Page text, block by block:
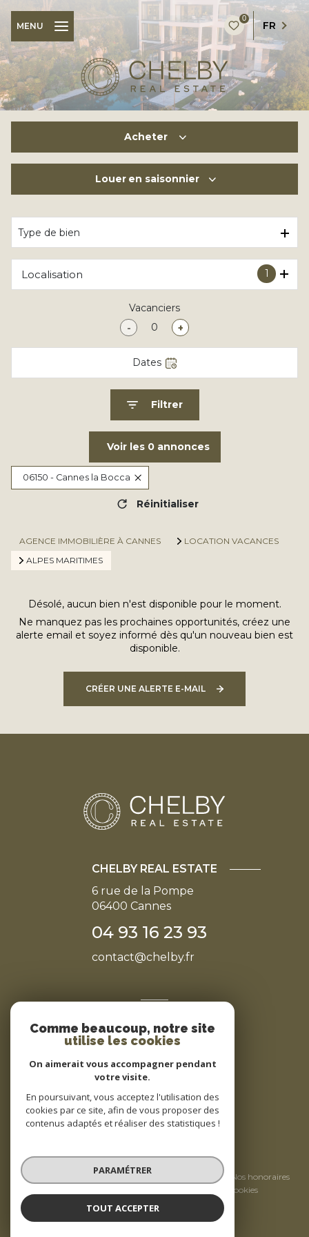
0
FR
MENU
Acheter
Louer en saisonnier
En saisonnier
Type de bien
1
Localisation
Vacanciers
-
+
Dates
Filtrer
Voir les 0annonces
06150 - Cannes la Bocca
Réinitialiser
AGENCE IMMOBILIÈRE À CANNES
LOCATION VACANCES
ALPES MARITIMES
Désolé, aucun bien n'est disponible pour le moment.
Ne manquez pas les prochaines opportunités, créez une
alerte email et soyez informé dès qu'un nouveau bien est
disponible.
CRÉER UNE ALERTE E-MAIL
CHELBY REAL ESTATE
6 rue de la Pompe
06400 Cannes
04 93 16 23 93
contact@chelby.fr
Nous suivre
© 2026 | Tous droits réservés
Nos partenaires
Mentions légales
Nos honoraires
Cookies
Comme beaucoup, notre site
utilise les cookies
On aimerait vous accompagner pendant
votre visite.
En poursuivant, vous acceptez l'utilisation des
cookies par ce site, afin de vous proposer des
contenus adaptés et réaliser des statistiques !
PARAMÉTRER
TOUT ACCEPTER